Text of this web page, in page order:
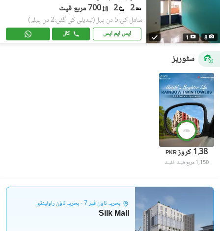
8
1
2
2 700 مربع فیٹ
شامل کی:5 دن پہل (تبدیلی کی گئی:2 دن پہلے)
ایس ایم ایس کال
سٹوریز
PKR 1.38 کروڑ
1,150 مربع فیٹ فلیٹ
بحریہ ٹاؤن فیز 7 - بحریہ ٹاؤن راولپنڈی
Silk Mall